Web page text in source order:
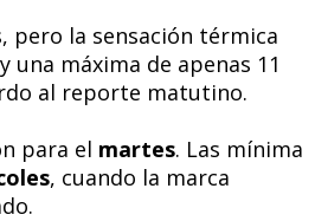
pero la sensación térmica
una máxima de apenas 11
al reporte matutino.
para el martes. Las mínima
, cuando la marca